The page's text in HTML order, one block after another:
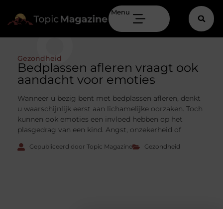
Menu
Gezondheid
Bedplassen afleren vraagt ook
aandacht voor emoties
Wanneer u bezig bent met bedplassen afleren, denkt
u waarschijnlijk eerst aan lichamelijke oorzaken. Toch
kunnen ook emoties een invloed hebben op het
plasgedrag van een kind. Angst, onzekerheid of
Gepubliceerd door Topic Magazine Gezondheid